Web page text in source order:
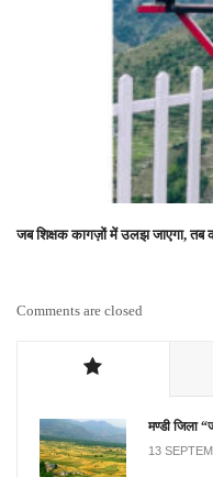
जब शिक्षक कागज़ों में उलझ जाएगा, तब
Comments are closed
मण्डी जिला
13